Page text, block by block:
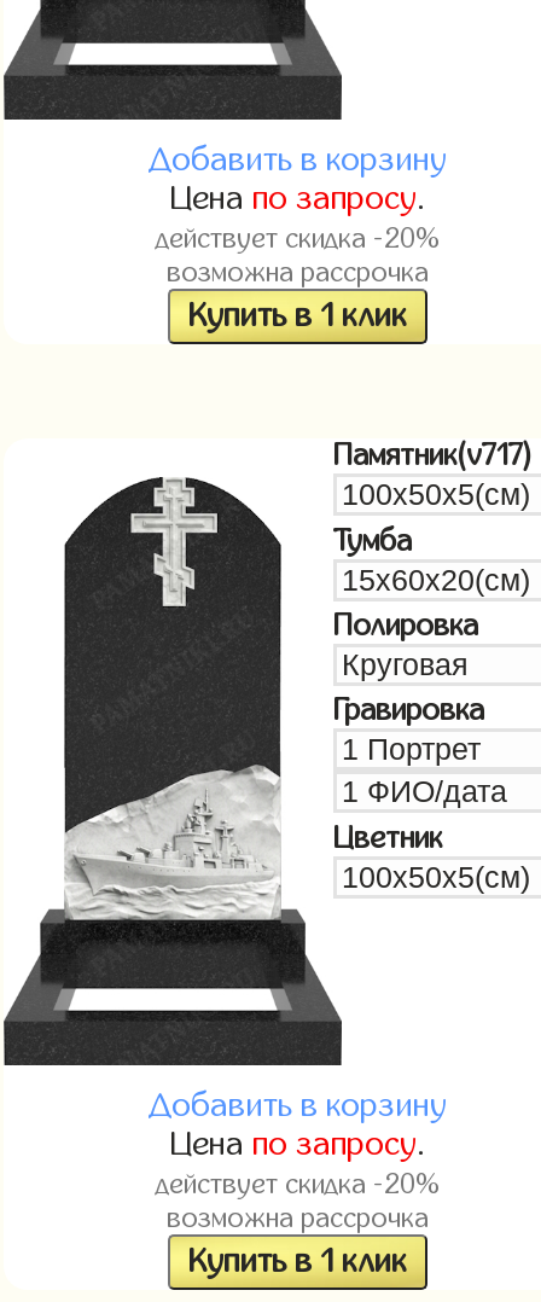
Добавить в корзину
Цена по запросу.
действует скидка -20%
возможна рассрочка
Купить в 1 клик
Памятник(v717)
Тумба
Полировка
Гравировка
Цветник
Добавить в корзину
Цена по запросу.
действует скидка -20%
возможна рассрочка
Купить в 1 клик